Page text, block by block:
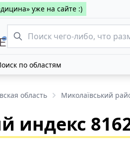
уже на сайте :)
по областям
область Миколаївський
индекс